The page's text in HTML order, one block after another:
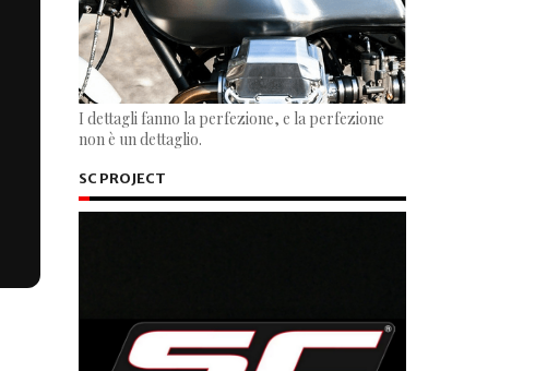
I dettagli fanno la perfezione, e la perfezione
non è un dettaglio.
SC PROJECT